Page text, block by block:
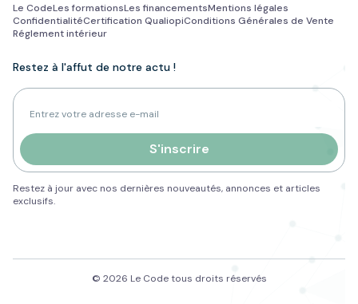
Le CodeLes formationsLes financementsMentions légales
ConfidentialitéCertification QualiopiConditions Générales de Vente
Réglement intérieur
Restez à l'affut de notre actu !
S'inscrire
Restez à jour avec nos dernières nouveautés, annonces et articles
exclusifs.
© 2026 Le Code tous droits réservés